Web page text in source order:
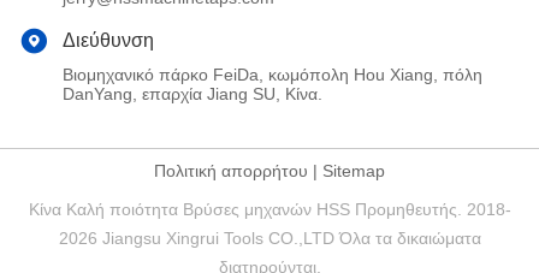
Διεύθυνση
Βιομηχανικό πάρκο FeiDa, κωμόπολη Hou Xiang, πόλη
DanYang, επαρχία Jiang SU, Κίνα.
Πολιτική απορρήτου | Sitemap
Κίνα Καλή ποιότητα Βρύσες μηχανών HSS Προμηθευτής. 2018-
2026 Jiangsu Xingrui Tools CO.,LTD Όλα τα δικαιώματα
διατηρούνται.